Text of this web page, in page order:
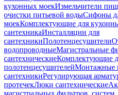
кухонных моекИзмельчители
очистки питьевой водыСифоны
моекКомплектующие для
сантехникаИнсталляции для
сантехникиПолотенцесушители
водопроводныеМагистральные
сантехническиеКомплектующие
полотенцесушителейМонтажные
сантехникиРегулирующая
протечекЛюки сантехнические
магистральных фильтров, систем